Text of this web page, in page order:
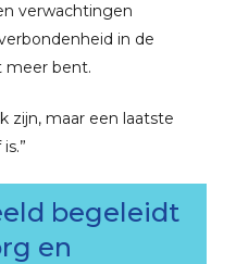
verwachtingen
in de
meer bent.
zijn, maar een laatste
begeleidt
en